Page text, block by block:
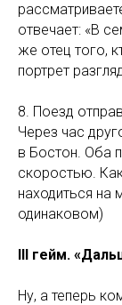
отвечает: «В
же отец того,
портрет
8. Поезд
Через час
в Бостон. Оба
скоростью.
находиться на
одинаковом)
III гейм.
Ну, а теперь